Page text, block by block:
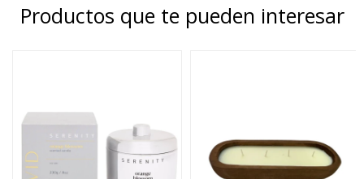
Productos que te pueden interesar